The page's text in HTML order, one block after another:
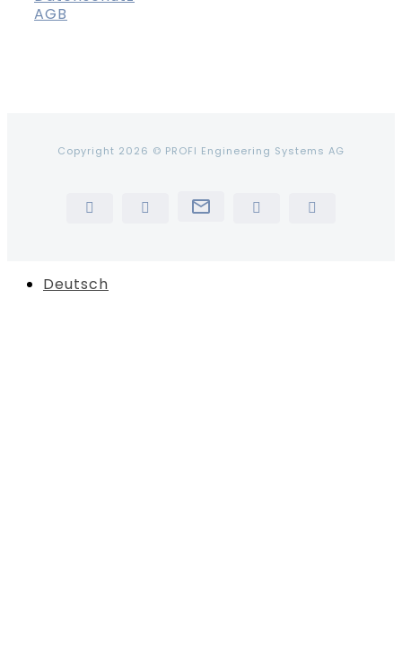
AGB
Copyright 2026 © PROFI Engineering Systems AG
LinkedInYouTubeNewsletterInstagramTiktok
Deutsch